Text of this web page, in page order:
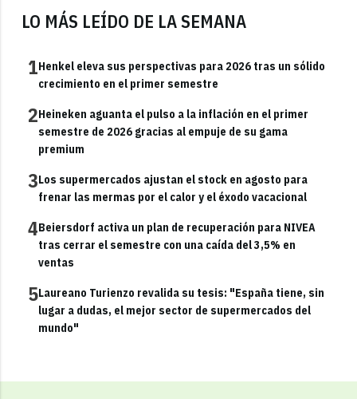
LO MÁS LEÍDO DE LA SEMANA
1Henkel eleva sus perspectivas para 2026 tras un sólido
crecimiento en el primer semestre
2Heineken aguanta el pulso a la inflación en el primer
semestre de 2026 gracias al empuje de su gama
premium
3Los supermercados ajustan el stock en agosto para
frenar las mermas por el calor y el éxodo vacacional
4Beiersdorf activa un plan de recuperación para NIVEA
tras cerrar el semestre con una caída del 3,5% en
ventas
5Laureano Turienzo revalida su tesis: "España tiene, sin
lugar a dudas, el mejor sector de supermercados del
mundo"